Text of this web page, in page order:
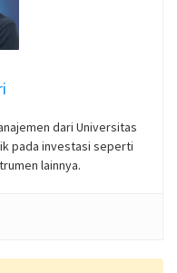
dari Universitas
pada investasi seperti
lainnya.